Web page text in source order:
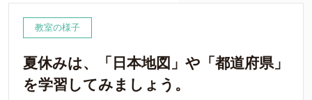
教室の様子
夏休みは、「日本地図」や「都道府県」
を学習してみましょう。